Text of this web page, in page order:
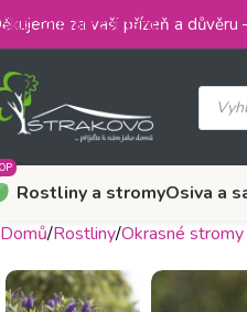
Skip to main content
za vaši přízeň a
Rostliny a stromyOsiva a
Domů Rostliny Okrasné